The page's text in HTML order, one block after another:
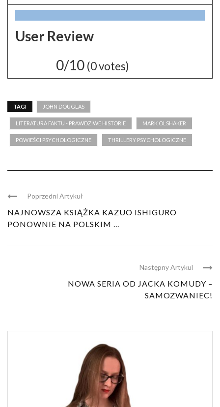
User Review
0/10 (0votes)
TAGI JOHN DOUGLAS
LITERATURA FAKTU - PRAWDZIWE HISTORIE MARK OLSHAKER
POWIEŚCI PSYCHOLOGICZNE THRILLERY PSYCHOLOGICZNE
Poprzedni Artykuł
NAJNOWSZA KSIĄŻKA KAZUO ISHIGURO
PONOWNIE NA POLSKIM ...
Następny Artykul
NOWA SERIA OD JACKA KOMUDY –
SAMOZWANIEC!